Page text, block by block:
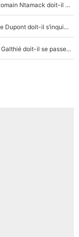
XV de France - Matthieu Jalibert a tout changé : Romain Ntamack doit-il s’inquiéter pour sa place à un an de la Coupe du monde ?
«Le XV de France est meilleur avec Lucu» : Antoine Dupont doit-il s’inquiéter pour sa place ?
Le XV de France a trouvé son remplaçant : Fabien Galthié doit-il se passer d'Antoine Dupont ?